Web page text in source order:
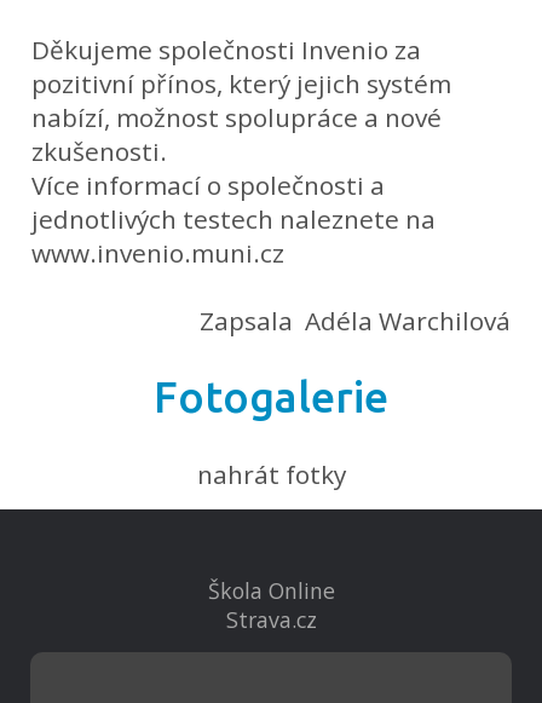
Děkujeme společnosti Invenio za
pozitivní přínos, který jejich systém
nabízí, možnost spolupráce a nové
zkušenosti.
Více informací o společnosti a
jednotlivých testech naleznete na
www.invenio.muni.cz
Zapsala Adéla Warchilová
Fotogalerie
nahrát fotky
Škola Online
Strava.cz